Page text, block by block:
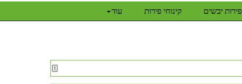
פירות יבשים קינוחי פירות עוד